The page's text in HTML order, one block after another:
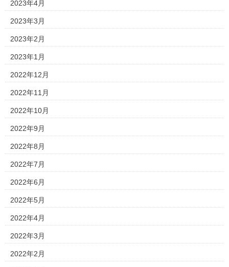
2023年4月
2023年3月
2023年2月
2023年1月
2022年12月
2022年11月
2022年10月
2022年9月
2022年8月
2022年7月
2022年6月
2022年5月
2022年4月
2022年3月
2022年2月